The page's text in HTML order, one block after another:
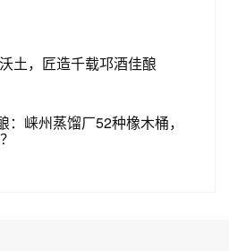
土，匠造千载邛酒佳酿
崃州蒸馏厂52种橡木桶，